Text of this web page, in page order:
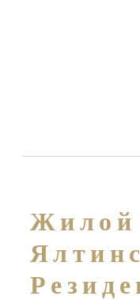
Жилой